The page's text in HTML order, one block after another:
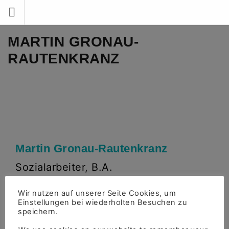
Inhalt
springen
MARTIN GRONAU-
RAUTENKRANZ
Martin Gronau-Rautenkranz
Sozialarbeiter, B.A.
Schwerpunkte
Qualifizierte Assistenz,Beratung,MSM-Arbeit,
Rainbow Refugee Support
Wir nutzen auf unserer Seite Cookies, um
Einstellungen bei wiederholten Besuchen zu
speichern.